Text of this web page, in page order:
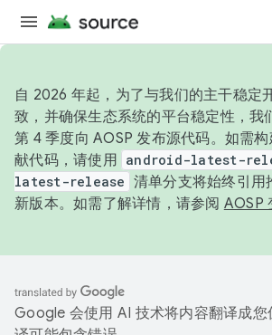
自 2026 年起，为了与我们的主干稳定
致，并确保生态系统的平台稳定性，我
第 4 季度向 AOSP 发布源代码。如需
献代码，请使用 android-latest-
latest-release 清单分支将始终引用
新版本。如需了解详情，请参阅 AOSP
Google 会使用 AI 技术将内容翻译成您